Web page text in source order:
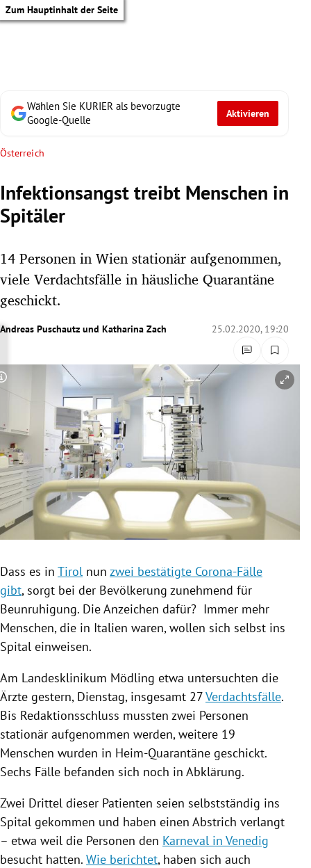
Zum Hauptinhalt der Seite
Untermenü
Untermenü
Untermenü
Untermenü
Untermenü
Untermenü
Untermenü
Untermenü
Wählen Sie KURIER als bevorzugte
Google-Quelle
Aktivieren
Österreich
Infektionsangst treibt Menschen in
Spitäler
14 Personen in Wien stationär aufgenommen,
viele Verdachtsfälle in häusliche Quarantäne
geschickt.
Andreas Puschautz und Katharina Zach 25.02.2020, 19:20
Copyright-Hinweis öffnen/schließen
Dass es in Tirol nun zwei bestätigte Corona-Fälle
gibt, sorgt bei der Bevölkerung zunehmend für
Beunruhigung. Die Anzeichen dafür? Immer mehr
Menschen, die in Italien waren, wollen sich selbst ins
Spital einweisen.
Am Landesklinikum Mödling etwa untersuchten die
Ärzte gestern, Dienstag, insgesamt 27Verdachtsfälle.
Bis Redaktionsschluss mussten zwei Personen
stationär aufgenommen werden, weitere 19
Menschen wurden in Heim-Quarantäne geschickt.
Sechs Fälle befanden sich noch in Abklärung.
Zwei Drittel dieser Patienten seien selbstständig ins
Spital gekommen und haben einen Abstrich verlangt
– etwa weil die Personen den Karneval in Venedig
besucht hatten. Wie berichtet, haben sich auch